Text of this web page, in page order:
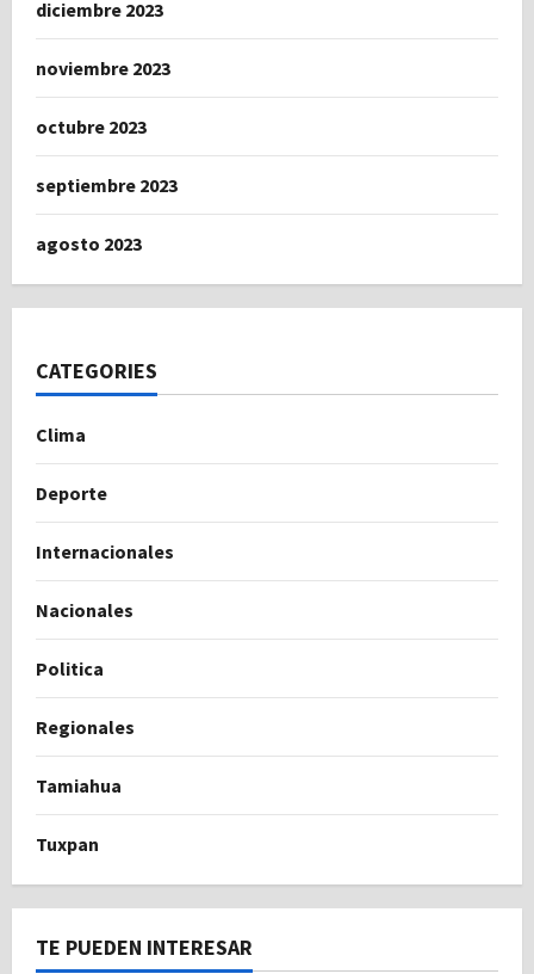
diciembre 2023
noviembre 2023
octubre 2023
septiembre 2023
agosto 2023
CATEGORIES
Clima
Deporte
Internacionales
Nacionales
Politica
Regionales
Tamiahua
Tuxpan
TE PUEDEN INTERESAR